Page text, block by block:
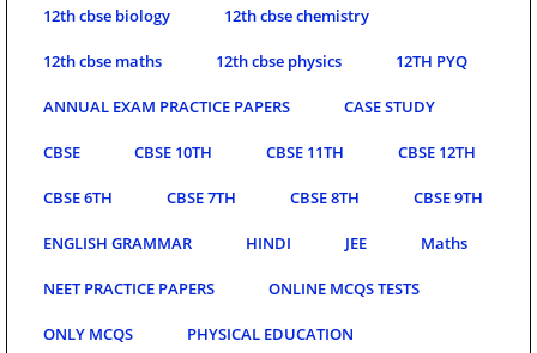
12th cbse biology 12th cbse chemistry
12th cbse maths 12th cbse physics 12TH PYQ
ANNUAL EXAM PRACTICE PAPERS CASE STUDY
CBSE CBSE 10TH CBSE 11TH CBSE 12TH
CBSE 6TH CBSE 7TH CBSE 8TH CBSE 9TH
ENGLISH GRAMMAR HINDI JEE Maths
NEET PRACTICE PAPERS ONLINE MCQS TESTS
ONLY MCQS PHYSICAL EDUCATION